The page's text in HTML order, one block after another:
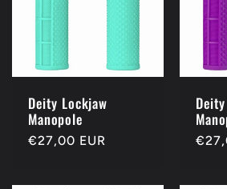
Deity Lockjaw
Manopole
Prezzo
€27,00 EUR